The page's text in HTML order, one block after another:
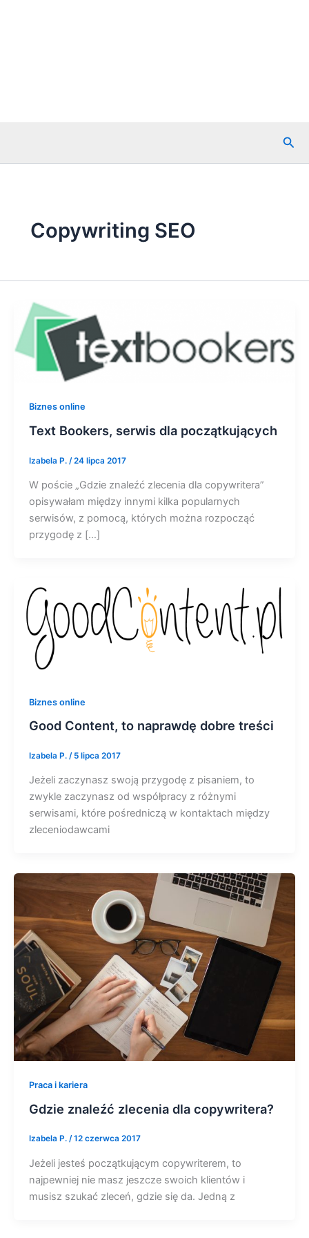
Copywriting SEO
Biznes online
Text Bookers, serwis dla początkujących
Izabela P. /24 lipca 2017
W poście „Gdzie znaleźć zlecenia dla copywritera”
opisywałam między innymi kilka popularnych
serwisów, z pomocą, których można rozpocząć
przygodę z […]
Biznes online
Good Content, to naprawdę dobre treści
Izabela P. / 5 lipca 2017
Jeżeli zaczynasz swoją przygodę z pisaniem, to
zwykle zaczynasz od współpracy z różnymi
serwisami, które pośredniczą w kontaktach między
zleceniodawcami
Praca i kariera
Gdzie znaleźć zlecenia dla copywritera?
Izabela P. /12 czerwca 2017
Jeżeli jesteś początkującym copywriterem, to
najpewniej nie masz jeszcze swoich klientów i
musisz szukać zleceń, gdzie się da. Jedną z